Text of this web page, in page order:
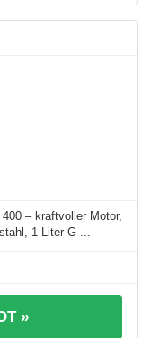
– kraftvoller Motor,
1 Liter G ...
»